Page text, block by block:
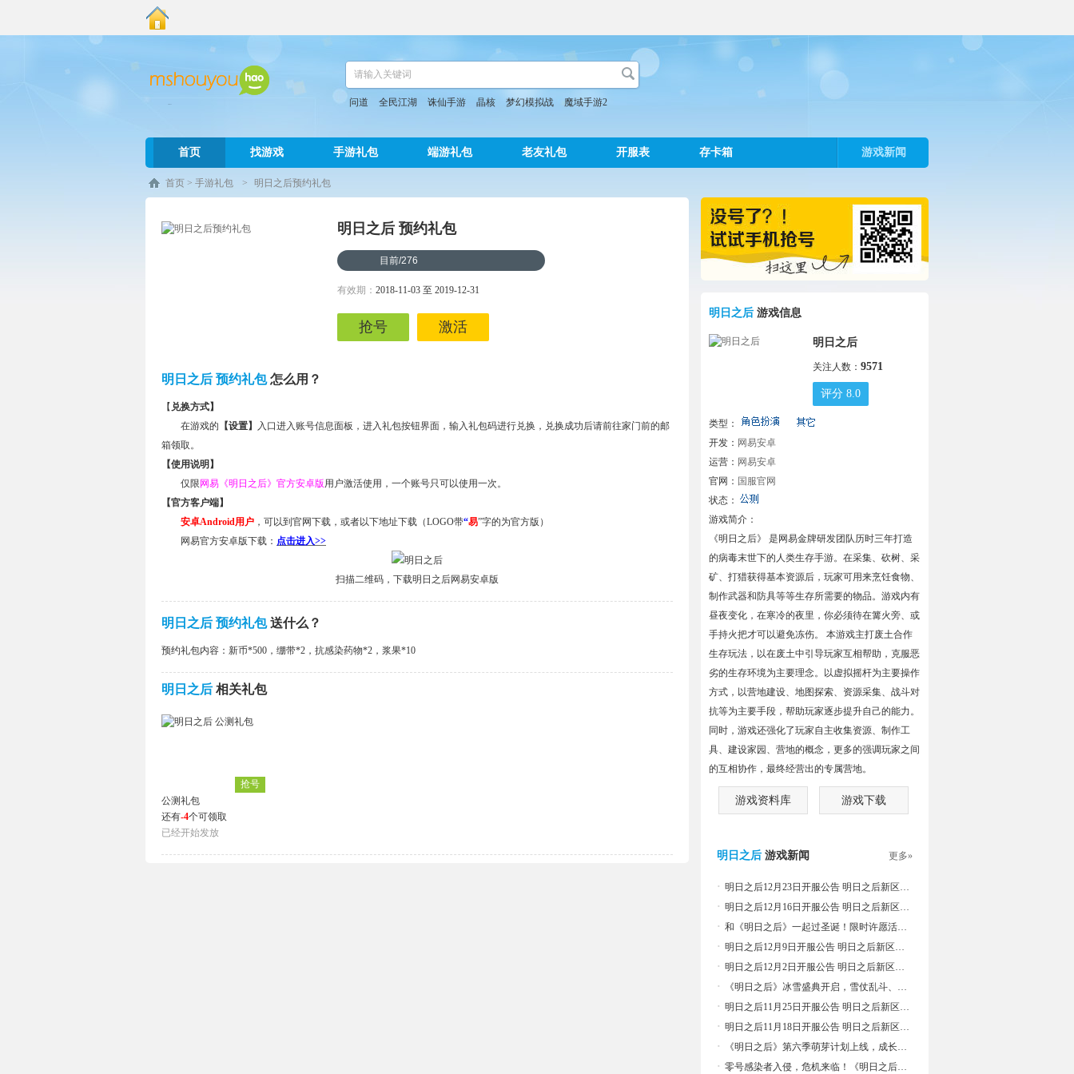
问道 全民江湖 诛仙手游 晶核 梦幻模拟战 魔域手游2
首页 找游戏 手游礼包 端游礼包 老友礼包 开服表 存卡箱 游戏新闻
首页 > 手游礼包 > 明日之后预约礼包
明日之后 预约礼包
目前/276
有效期： 2018-11-03 至 2019-12-31
抢号 激活
明日之后 预约礼包怎么用？
【 兑换方式】
在游戏的 【设置】
入口进入账号信息面板，进入礼包按钮界面，输入礼包码进行兑换，兑换成功后请前往家门前的邮
箱领取。
【使用说明】
仅限 网易《明日之后》官方安卓版用户激活使用，一个账号只可以使用一次。
【官方客户端】
安卓Android用户 ，可以到官网下载，或者以下地址下载（LOGO带“易”字的为官方版）
网易官方安卓版下载： 点击进入>>
扫描二维码，下载明日之后网易安卓版
明日之后 预约礼包送什么？
预约礼包内容：新币*500，绷带*2，抗感染药物*2，浆果*10
明日之后 相关礼包
抢号
公测礼包
还有-4个可领取
已经开始发放
明日之后 游戏信息
明日之后
关注人数： 9571
评分 8.0
类型：
开发： 网易安卓
运营： 网易安卓
官网： 国服官网
状态：
游戏简介：
《明日之后》 是网易金牌研发团队历时三年打造
的病毒末世下的人类生存手游。在采集、砍树、采
矿、打猎获得基本资源后，玩家可用来烹饪食物、
制作武器和防具等等生存所需要的物品。游戏内有
昼夜变化，在寒冷的夜里，你必须待在篝火旁、或
手持火把才可以避免冻伤。 本游戏主打废土合作
生存玩法，以在废土中引导玩家互相帮助，克服恶
劣的生存环境为主要理念。以虚拟摇杆为主要操作
方式，以营地建设、地图探索、资源采集、战斗对
抗等为主要手段，帮助玩家逐步提升自己的能力。
同时，游戏还强化了玩家自主收集资源、制作工
具、建设家园、营地的概念，更多的强调玩家之间
的互相协作，最终经营出的专属营地。
游戏资料库 游戏下载
明日之后 游戏新闻 更多»
· 明日之后12月23日开服公告 明日之后新区麋鹿角开启
· 明日之后12月16日开服公告 明日之后新区宝石岭开启
· 和《明日之后》一起过圣诞！限时许愿活动、时装和家具温暖上线
· 明日之后12月9日开服公告 明日之后新区破晓岛开启
· 明日之后12月2日开服公告 明日之后新区迷雾林开启
· 《明日之后》冰雪盛典开启，雪仗乱斗、雪人大赛等你加入!
· 明日之后11月25日开服公告 明日之后新区畸变者开启
· 明日之后11月18日开服公告 明日之后新区破晓岛开启
· 《明日之后》第六季萌芽计划上线，成长援助来袭！
· 零号感染者入侵，危机来临！《明日之后》第六季今日上线